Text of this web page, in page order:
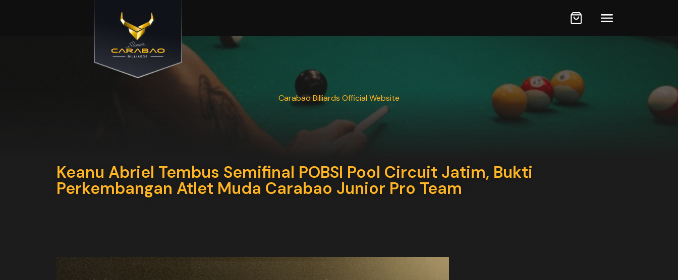
Carabao Billiards Official Website
Keanu Abriel Tembus Semifinal POBSI Pool Circuit Jatim, Bukti
Perkembangan Atlet Muda Carabao Junior Pro Team